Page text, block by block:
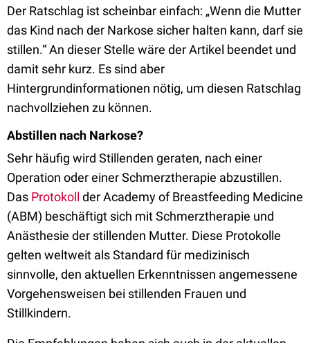
Der Ratschlag ist scheinbar einfach: „Wenn die Mutter
das Kind nach der Narkose sicher halten kann, darf sie
stillen.“ An dieser Stelle wäre der Artikel beendet und
damit sehr kurz. Es sind aber
Hintergrundinformationen nötig, um diesen Ratschlag
nachvollziehen zu können.
Abstillen nach Narkose?
Sehr häufig wird Stillenden geraten, nach einer
Operation oder einer Schmerztherapie abzustillen.
Das Protokoll der Academy of Breastfeeding Medicine
(ABM) beschäftigt sich mit Schmerztherapie und
Anästhesie der stillenden Mutter. Diese Protokolle
gelten weltweit als Standard für medizinisch
sinnvolle, den aktuellen Erkenntnissen angemessene
Vorgehensweisen bei stillenden Frauen und
Stillkindern.